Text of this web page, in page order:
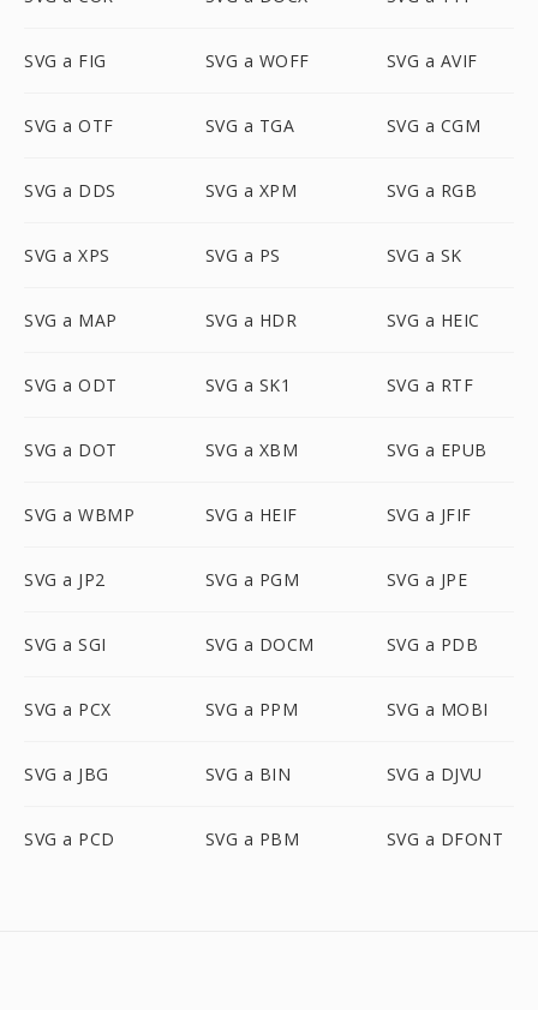
SVG a FIG SVG a WOFF SVG a AVIF
SVG a OTF SVG a TGA SVG a CGM
SVG a DDS SVG a XPM SVG a RGB
SVG a XPS SVG a PS SVG a SK
SVG a MAP SVG a HDR SVG a HEIC
SVG a ODT SVG a SK1 SVG a RTF
SVG a DOT SVG a XBM SVG a EPUB
SVG a WBMP SVG a HEIF SVG a JFIF
SVG a JP2 SVG a PGM SVG a JPE
SVG a SGI SVG a DOCM SVG a PDB
SVG a PCX SVG a PPM SVG a MOBI
SVG a JBG SVG a BIN SVG a DJVU
SVG a PCD SVG a PBM SVG a DFONT